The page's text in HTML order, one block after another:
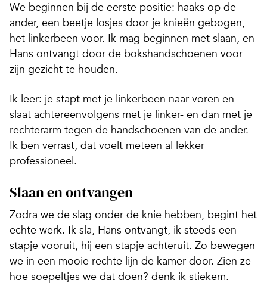
We beginnen bij de eerste positie: haaks op de
ander, een beetje losjes door je knieën gebogen,
het linkerbeen voor. Ik mag beginnen met slaan, en
Hans ontvangt door de bokshandschoenen voor
zijn gezicht te houden.
Ik leer: je stapt met je linkerbeen naar voren en
slaat achtereenvolgens met je linker- en dan met je
rechterarm tegen de handschoenen van de ander.
Ik ben verrast, dat voelt meteen al lekker
professioneel.
Slaan en ontvangen
Zodra we de slag onder de knie hebben, begint het
echte werk. Ik sla, Hans ontvangt, ik steeds een
stapje vooruit, hij een stapje achteruit. Zo bewegen
we in een mooie rechte lijn de kamer door. Zien ze
hoe soepeltjes we dat doen? denk ik stiekem.